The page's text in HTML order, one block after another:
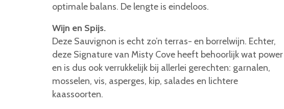
optimale balans. De lengte is eindeloos.
Wijn en Spijs.
Deze Sauvignon is echt zo’n terras- en borrelwijn. Echter,
deze Signature van Misty Cove heeft behoorlijk wat power
en is dus ook verrukkelijk bij allerlei gerechten: garnalen,
mosselen, vis, asperges, kip, salades en lichtere
kaassoorten.